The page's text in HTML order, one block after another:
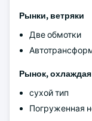
Рынки, ветряки
Две обмотки
Рынок, охлаждая
сухой тип
Погруженная